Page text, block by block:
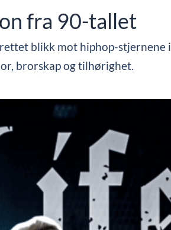
fra 90-tallet
blikk mot hiphop-stjernene i
brorskap og tilhørighet.